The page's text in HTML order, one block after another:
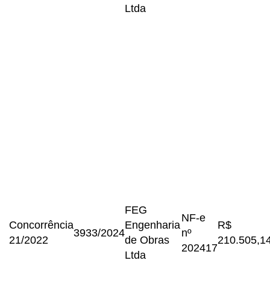
Ltda
Concorrência
21/2022
3933/2024
FEG
Engenharia
de Obras
Ltda
NF-e
nº
202417
R$